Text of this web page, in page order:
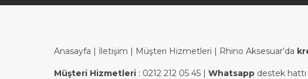
Anasayfa | İletişim | Müşteri Hizmetleri | Rhino Aksesuar'da
Müşteri Hizmetleri : 0212 212 05 45 | Whatsapp destek hattı